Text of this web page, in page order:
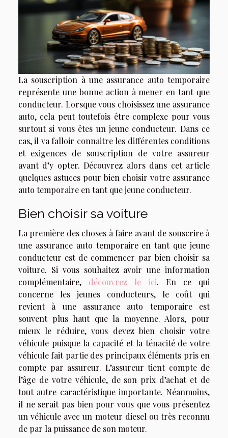
La souscription à une assurance auto temporaire
représente une bonne action à mener en tant que
conducteur. Lorsque vous choisissez une assurance
auto, cela peut toutefois être complexe pour vous
surtout si vous êtes un jeune conducteur. Dans ce
cas, il va falloir connaitre les différentes conditions
et exigences de souscription de votre assureur
avant d’y opter. Découvrez alors dans cet article
quelques astuces pour bien choisir votre assurance
auto temporaire en tant que jeune conducteur.
Bien choisir sa voiture
La première des choses à faire avant de souscrire à
une assurance auto temporaire en tant que jeune
conducteur est de commencer par bien choisir sa
voiture. Si vous souhaitez avoir une information
complémentaire, découvrez le ici. En ce qui
concerne les jeunes conducteurs, le coût qui
revient à une assurance auto temporaire est
souvent plus haut que la moyenne. Alors, pour
mieux le réduire, vous devez bien choisir votre
véhicule puisque la capacité et la ténacité de votre
véhicule fait partie des principaux éléments pris en
compte par assureur. L’assureur tient compte de
l’âge de votre véhicule, de son prix d’achat et de
tout autre caractéristique importante. Néanmoins,
il ne serait pas bien pour vous que vous présentez
un véhicule avec un moteur diesel ou très reconnu
de par la puissance de son moteur.